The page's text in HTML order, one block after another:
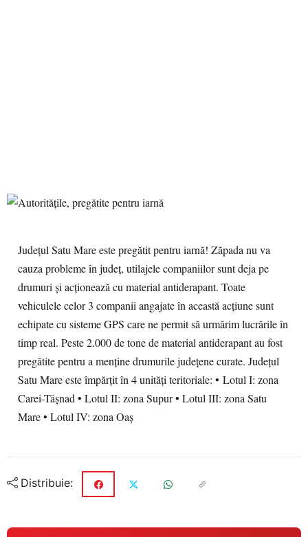
Județul Satu Mare este pregătit pentru iarnă! Zăpada nu va
cauza probleme în județ, utilajele companiilor sunt deja pe
drumuri și acționează cu material antiderapant. Toate
vehiculele celor 3 companii angajate în această acțiune sunt
echipate cu sisteme GPS care ne permit să urmărim lucrările în
timp real. Peste 2.000 de tone de material antiderapant au fost
pregătite pentru a menține drumurile județene curate. Județul
Satu Mare este împărțit în 4 unități teritoriale: • Lotul I: zona
Carei-Tășnad • Lotul II: zona Supur • Lotul III: zona Satu
Mare • Lotul IV: zona Oaș
Distribuie: